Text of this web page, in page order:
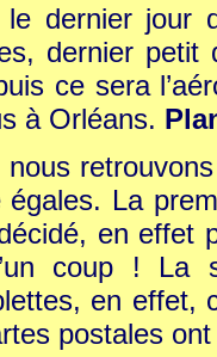
dernier jour
dernier petit
ce sera
à Orléans.
nous
égales. La
en effet
coup ! La
en
postales